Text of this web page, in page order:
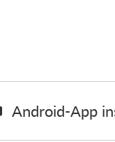
Android-App